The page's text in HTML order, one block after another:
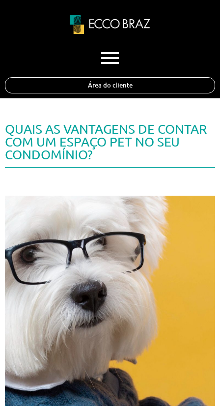
Área do cliente
QUAIS AS VANTAGENS DE CONTAR
COM UM ESPAÇO PET NO SEU
CONDOMÍNIO?